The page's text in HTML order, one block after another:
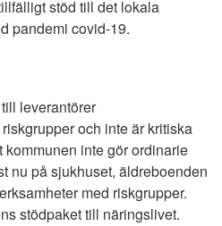
stöd till det lokala
pandemi covid-19.
leverantörer
och inte är kritiska
kommunen inte gör ordinarie
nu på sjukhuset, äldreboenden
med riskgrupper.
stödpaket till näringslivet.